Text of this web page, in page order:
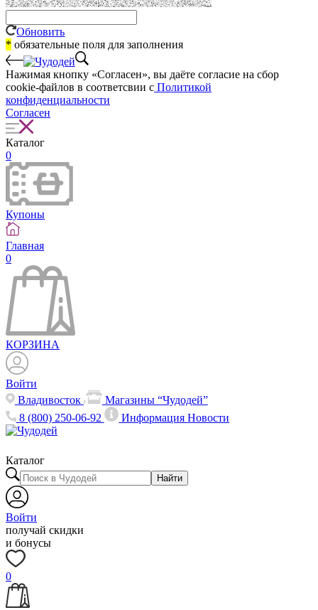
Обновить
* обязательные поля для заполнения
Нажимая кнопку «Согласен», вы даёте cогласие на сбор
cookie-файлов в соответсвии с Политикой
конфиденциальности
Согласен
Каталог
0
Купоны
Главная
0
КОРЗИНА
Войти
Владивосток
Магазины “Чудодей”
8 (800) 250-06-92
ИнформацияНовости
Каталог
Найти
Войти
получай скидки
и бонусы
0